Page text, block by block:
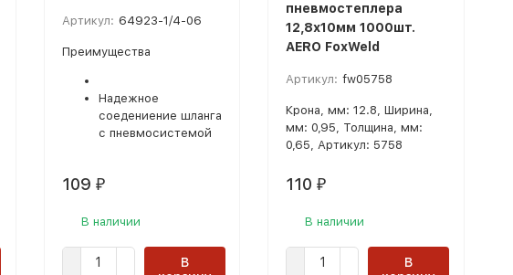
Артикул: 64923-1/4-06
Преимущества
Надежное
соедениение шланга
с пневмосистемой
109 ₽
В наличии
В
пневмостеплера
12,8х10мм 1000шт.
AERO FoxWeld
Артикул: fw05758
Крона, мм: 12.8, Ширина,
мм: 0,95, Толщина, мм:
0,65, Артикул: 5758
110 ₽
В наличии
В